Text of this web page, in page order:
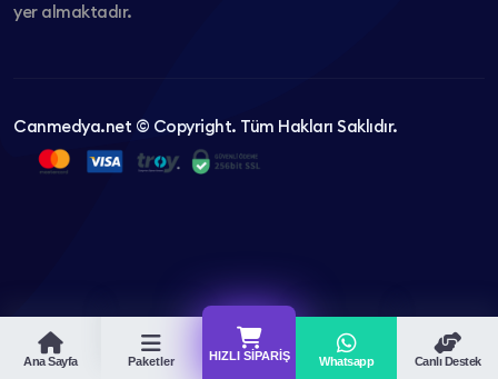
Ana Sayfa Paketler HIZLI SIPARIŞ Whatsapp Canlı Destek
yer almaktadır.
Canmedya.net © Copyright. Tüm Hakları Saklıdır.